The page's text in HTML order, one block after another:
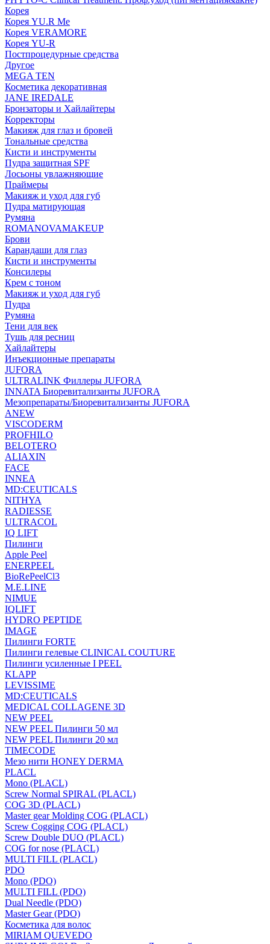
Корея
Корея YU.R Me
Корея VERAMORE
Корея YU-R
Постпроцедурные средства
Другое
MEGA TEN
Косметика декоративная
JANE IREDALE
Бронзаторы и Хайлайтеры
Корректоры
Макияж для глаз и бровей
Тональные средства
Кисти и инструменты
Пудра защитная SPF
Лосьоны увлажняющие
Праймеры
Макияж и уход для губ
Пудра матирующая
Румяна
ROMANOVAMAKEUP
Брови
Карандаши для глаз
Кисти и инструменты
Консилеры
Крем с тоном
Макияж и уход для губ
Пудра
Румяна
Тени для век
Тушь для ресниц
Хайлайтеры
Инъекционные препараты
JUFORA
ULTRALINK Филлеры JUFORA
INNATA Биоревитализанты JUFORA
Мезопрепараты/Биоревитализанты JUFORA
ANEW
VISCODERM
PROFHILO
BELOTERO
ALIAXIN
FACE
INNEA
MD:CEUTICALS
NITHYA
RADIESSE
ULTRACOL
IQ LIFT
Пилинги
Apple Peel
ENERPEEL
BioRePeelCl3
M.E.LINE
NIMUE
IQLIFT
HYDRO PEPTIDE
IMAGE
Пилинги FORTE
Пилинги гелевые CLINICAL COUTURE
Пилинги усиленные I PEEL
KLAPP
LEVISSIME
MD:CEUTICALS
MEDICAL COLLAGENE 3D
NEW PEEL
NEW PEEL Пилинги 50 мл
NEW PEEL Пилинги 20 мл
TIMECODE
Мезо нити HONEY DERMA
PLACL
Mono (PLACL)
Screw Normal SPIRAL (PLACL)
COG 3D (PLACL)
Master gear Molding COG (PLACL)
Screw Cogging COG (PLACL)
Screw Double DUO (PLACL)
COG for nose (PLACL)
MULTI FILL (PLACL)
PDO
Mono (PDO)
MULTI FILL (PDO)
Dual Needle (PDO)
Master Gear (PDO)
Косметика для волос
MIRIAM QUEVEDO